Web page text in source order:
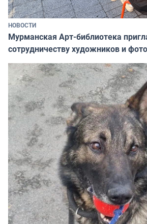
НОВОСТИ
Мурманская Арт-библиотека
сотрудничеству художников и